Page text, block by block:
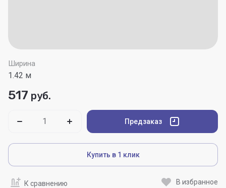
Ширина
1.42 м
517 руб.
Предзаказ
Купить в 1 клик
К сравнению В избранное